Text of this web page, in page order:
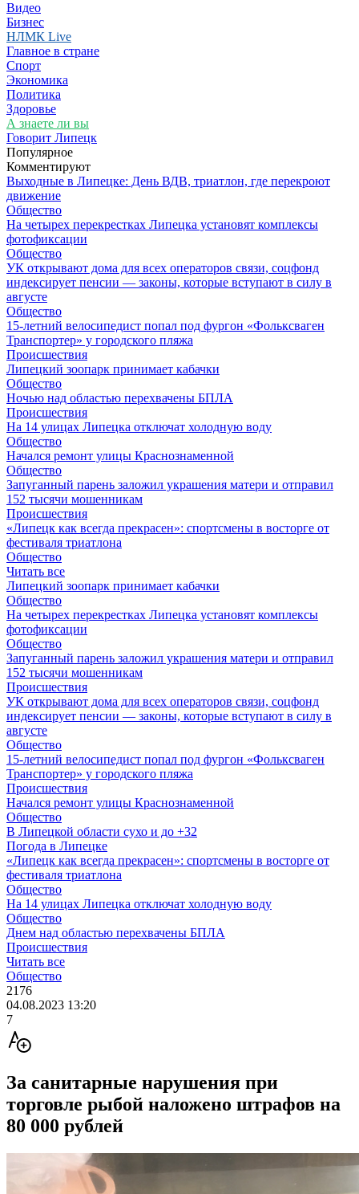
Видео
Бизнес
НЛМК Live
Главное в стране
Спорт
Экономика
Политика
Здоровье
А знаете ли вы
Говорит Липецк
Популярное
Комментируют
Выходные в Липецке: День ВДВ, триатлон, где перекроют
движение
Общество
На четырех перекрестках Липецка установят комплексы
фотофиксации
Общество
УК открывают дома для всех операторов связи, соцфонд
индексирует пенсии — законы, которые вступают в силу в
августе
Общество
15-летний велосипедист попал под фургон «Фольксваген
Транспортер» у городского пляжа
Происшествия
Липецкий зоопарк принимает кабачки
Общество
Ночью над областью перехвачены БПЛА
Происшествия
На 14 улицах Липецка отключат холодную воду
Общество
Начался ремонт улицы Краснознаменной
Общество
Запуганный парень заложил украшения матери и отправил
152 тысячи мошенникам
Происшествия
«Липецк как всегда прекрасен»: спортсмены в восторге от
фестиваля триатлона
Общество
Читать все
Липецкий зоопарк принимает кабачки
Общество
На четырех перекрестках Липецка установят комплексы
фотофиксации
Общество
Запуганный парень заложил украшения матери и отправил
152 тысячи мошенникам
Происшествия
УК открывают дома для всех операторов связи, соцфонд
индексирует пенсии — законы, которые вступают в силу в
августе
Общество
15-летний велосипедист попал под фургон «Фольксваген
Транспортер» у городского пляжа
Происшествия
Начался ремонт улицы Краснознаменной
Общество
В Липецкой области сухо и до +32
Погода в Липецке
«Липецк как всегда прекрасен»: спортсмены в восторге от
фестиваля триатлона
Общество
На 14 улицах Липецка отключат холодную воду
Общество
Днем над областью перехвачены БПЛА
Происшествия
Читать все
Общество
2176
04.08.2023 13:20
7
За санитарные нарушения при
торговле рыбой наложено штрафов на
80 000 рублей